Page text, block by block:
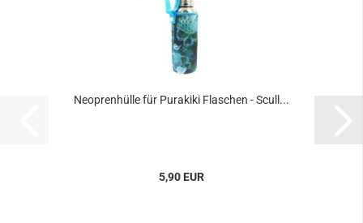
Neoprenhülle für Purakiki Flaschen - Scull...
5,90 EUR